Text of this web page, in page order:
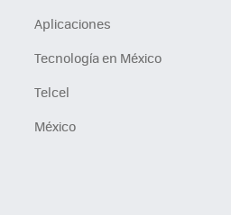
Aplicaciones
Tecnología en México
Telcel
México